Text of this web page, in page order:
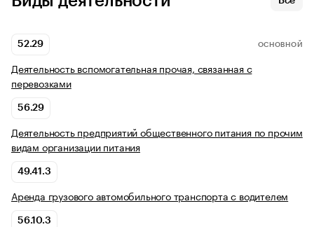
52.29 ОСНОВНОЙ
Деятельность вспомогательная прочая, связанная с
перевозками
56.29
Деятельность предприятий общественного питания по прочим
видам организации питания
49.41.3
Аренда грузового автомобильного транспорта с водителем
56.10.3